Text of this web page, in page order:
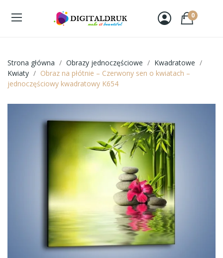
0
Strona główna Obrazy jednoczęściowe
Kwadratowe
Kwiaty
Obraz na płótnie – Czerwony sen o kwiatach –
jednoczęściowy kwadratowy K654